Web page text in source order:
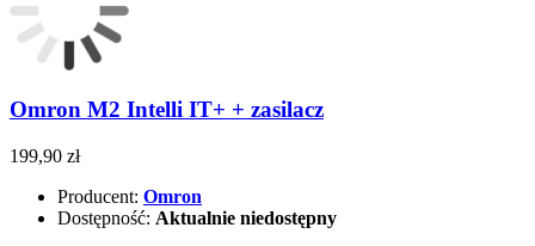
Omron M2 Intelli IT+ + zasilacz
199,90 zł
Producent: Omron
Dostępność: Aktualnie niedostępny